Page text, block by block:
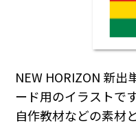
NEW HORIZON 新
ード用のイラストで
自作教材などの素材